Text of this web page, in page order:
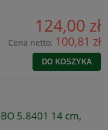
124,00 zł
Cena netto: 100,81 zł
DO KOSZYKA
5.8401 14 cm,